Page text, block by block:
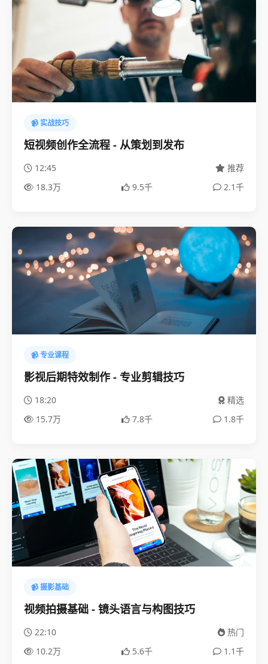
📹 实战技巧
短视频创作全流程 - 从策划到发布
12:45
推荐
18.3万
9.5千 2.1千
📹 专业课程
影视后期特效制作 - 专业剪辑技巧
18:20
精选
15.7万
7.8千 1.8千
📹 摄影基础
视频拍摄基础 - 镜头语言与构图技巧
22:10
热门
10.2万
5.6千 1.1千